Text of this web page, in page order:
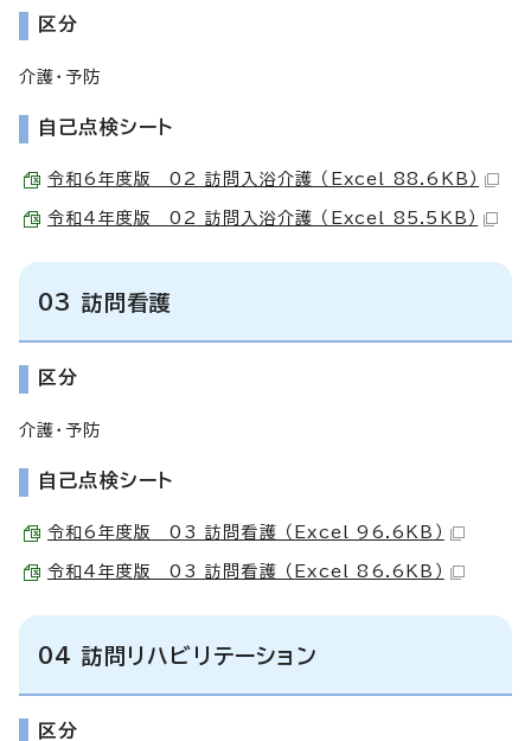
区分
介護・予防
自己点検シート
令和6年度版 02 訪問入浴介護 （Excel 88.6KB）
令和4年度版 02 訪問入浴介護 （Excel 85.5KB）
03 訪問看護
区分
介護・予防
自己点検シート
令和6年度版 03 訪問看護 （Excel 96.6KB）
令和4年度版 03 訪問看護 （Excel 86.6KB）
04 訪問リハビリテーション
区分